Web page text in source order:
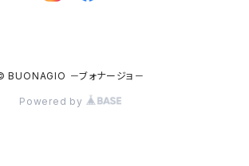
BUONAGIO －ブォナージョ－
Powered by